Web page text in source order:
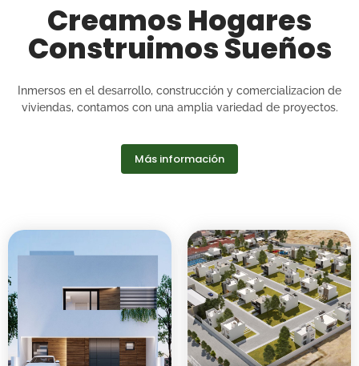
Creamos Hogares
Construimos Sueños
Inmersos en el desarrollo, construcción y comercializacion de
viviendas, contamos con una amplia variedad de proyectos.
Más información